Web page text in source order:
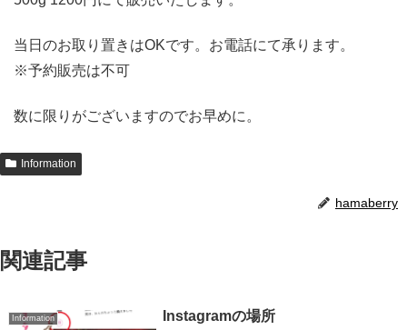
当日のお取り置きはOKです。お電話にて承ります。
※予約販売は不可
数に限りがございますのでお早めに。
Information
hamaberry
関連記事
Information Instagramの場所